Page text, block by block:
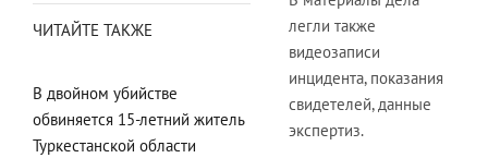
ЧИТАЙТЕ ТАКЖЕ
В двойном убийстве
обвиняется 15-летний житель
Туркестанской области
легли также
видеозаписи
инцидента, показания
свидетелей, данные
экспертиз.